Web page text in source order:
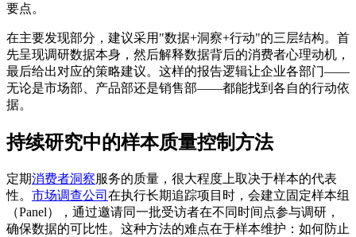
要点。
在主要发现部分，建议采用"数据+洞察+行动"的三层结构。首
先呈现调研数据本身，然后解释数据背后的消费者心理动机，
最后给出对应的策略建议。这样的报告逻辑让企业各部门——
无论是市场部、产品部还是销售部——都能找到各自的行动依
据。
持续研究中的样本质量控制方法
定期消费者洞察服务的质量，很大程度上取决于样本的代表
性。 市场调查公司 在执行长期追踪项目时，会建立固定样本组
（Panel），通过邀请同一批受访者在不同时间点参与调研，
确保数据的可比性。这种方法的难点在于样本维护：如何防止